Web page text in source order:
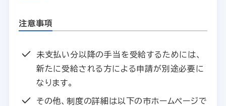
注意事項
未支払い分以降の手当を受給するためには、
新たに受給される方による申請が別途必要に
なります。
その他、制度の詳細は以下の市ホームページで